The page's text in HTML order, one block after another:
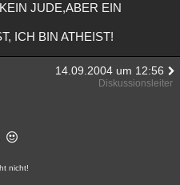
JUDE,ABER EIN
ICH BIN ATHEIST!
14.09.2004 um 12:56
Diskussionsleiter
nicht!